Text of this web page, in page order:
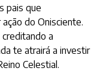
pais que
do Onisciente.
a
te atrairá a investir
Celestial.